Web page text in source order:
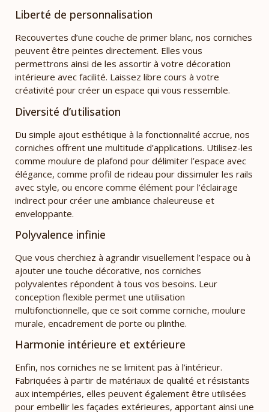
Liberté de personnalisation
Recouvertes d’une couche de primer blanc, nos corniches
peuvent être peintes directement. Elles vous
permettrons ainsi de les assortir à votre décoration
intérieure avec facilité. Laissez libre cours à votre
créativité pour créer un espace qui vous ressemble.
Diversité d’utilisation
Du simple ajout esthétique à la fonctionnalité accrue, nos
corniches offrent une multitude d’applications. Utilisez-les
comme moulure de plafond pour délimiter l’espace avec
élégance, comme profil de rideau pour dissimuler les rails
avec style, ou encore comme élément pour l’éclairage
indirect pour créer une ambiance chaleureuse et
enveloppante.
Polyvalence infinie
Que vous cherchiez à agrandir visuellement l’espace ou à
ajouter une touche décorative, nos corniches
polyvalentes répondent à tous vos besoins. Leur
conception flexible permet une utilisation
multifonctionnelle, que ce soit comme corniche, moulure
murale, encadrement de porte ou plinthe.
Harmonie intérieure et extérieure
Enfin, nos corniches ne se limitent pas à l’intérieur.
Fabriquées à partir de matériaux de qualité et résistants
aux intempéries, elles peuvent également être utilisées
pour embellir les façades extérieures, apportant ainsi une